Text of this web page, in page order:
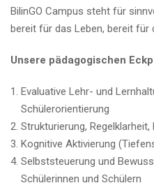
BilinGO Campus steht für
bereit für das Leben, bereit für
Unsere pädagogischen
Evaluative Lehr- und
Schülerorientierung
Strukturierung,
Kognitive Aktivierung
Selbststeuerung und
Schülerinnen und Schülern